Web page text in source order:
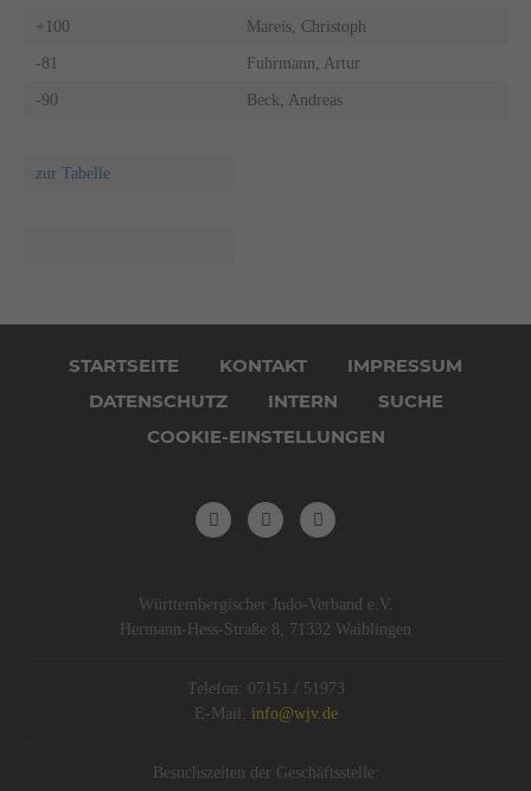
+100 Mareis, Christoph
-81 Fuhrmann, Artur
-90 Beck, Andreas
zur Tabelle
überspringenSTARTSEITE KONTAKT
IMPRESSUM
DATENSCHUTZ
INTERN
SUCHE
COOKIE-EINSTELLUNGEN
Württembergischer Judo-Verband e.V.
Hermann-Hess-Straße 8, 71332 Waiblingen
Telefon: 07151 / 51973
E-Mail: info@wjv.de
Besuchszeiten der Geschäftsstelle: